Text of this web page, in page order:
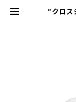
”クロス